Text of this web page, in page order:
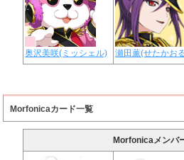
奥沢美咲(ミッシェル) 瀬田薫(せたかお
Morfonicaカード一覧
Morfonicaメンバ